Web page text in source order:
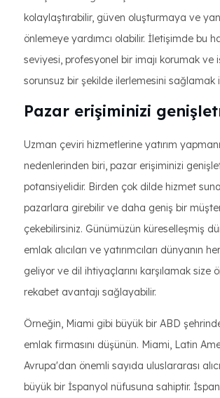
kolaylaştırabilir, güven oluşturmaya ve
önlemeye yardımcı olabilir. İletişimde bu
seviyesi, profesyonel bir imajı korumak ve
sorunsuz bir şekilde ilerlemesini sağlamak
Pazar erişiminizi
Uzman çeviri hizmetlerine yatırım
nedenlerinden biri, pazar erişiminizi
potansiyelidir. Birden çok dilde hizmet
pazarlara girebilir ve daha geniş bir
çekebilirsiniz. Günümüzün küreselleşmiş
emlak alıcıları ve yatırımcıları dünyanın
geliyor ve dil ihtiyaçlarını karşılamak size
rekabet avantajı sağlayabilir.
Örneğin, Miami gibi büyük bir ABD
emlak firmasını düşünün. Miami, Latin
Avrupa'dan önemli sayıda uluslararası
büyük bir İspanyol nüfusuna sahiptir.